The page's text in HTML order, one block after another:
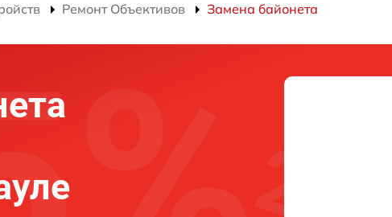
Ремонт Объективов Замена байонета